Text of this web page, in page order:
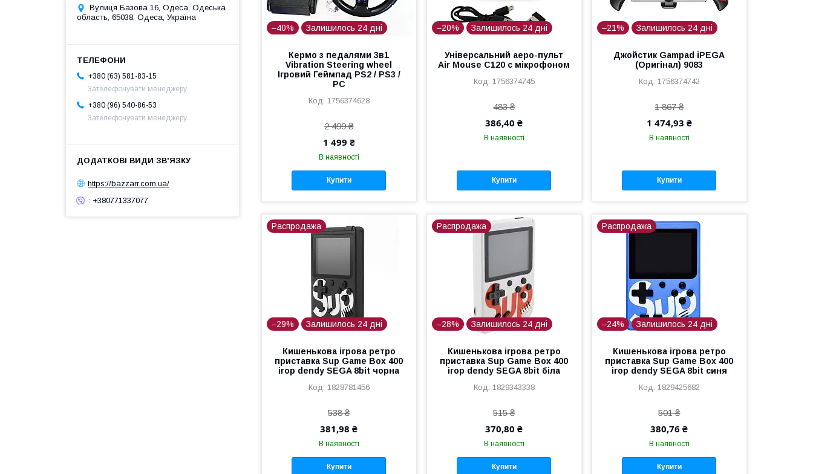
–40% Залишилось 24 дні
Кермо з педалями 3в1
Vibration Steering wheel
Ігровий Геймпад PS2 / PS3 /
PC
1756374628
2 499 ₴
1 499 ₴
В наявності
Купити
–20% Залишилось 24 дні
Універсальний аеро-пульт
Air Mouse C120 c мікрофоном
1756374745
483 ₴
386,40 ₴
В наявності
Купити
–21% Залишилось 24 дні
Джойстик Gampad iPEGA
(Оригінал) 9083
1756374742
1 867 ₴
1 474,93 ₴
В наявності
Купити
Распродажа
–29% Залишилось 24 дні
Кишенькова ігрова ретро
приставка Sup Game Box 400
ігор dendy SEGA 8bit чорна
1828781456
538 ₴
381,98 ₴
В наявності
Купити
Распродажа
–28% Залишилось 24 дні
Кишенькова ігрова ретро
приставка Sup Game Box 400
ігор dendy SEGA 8bit біла
1829343338
515 ₴
370,80 ₴
В наявності
Купити
Распродажа
–24% Залишилось 24 дні
Кишенькова ігрова ретро
приставка Sup Game Box 400
ігор dendy SEGA 8bit синя
1829425682
501 ₴
380,76 ₴
В наявності
Купити
Вулиця Базова 16, Одеса, Одеська
область, 65038, Одеса, Україна
+380 (63) 581-83-15
Зателефонувати менеджеру
+380 (96) 540-86-53
Зателефонувати менеджеру
https://bazzarr.com.ua/
: +380771337077